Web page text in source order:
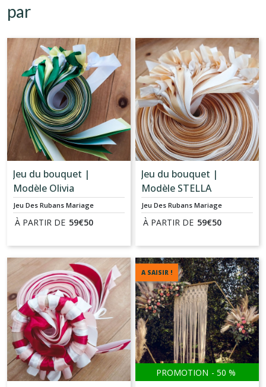
par
Jeu du bouquet |
Modèle Olivia
Jeu Des Rubans Mariage
À PARTIR DE 59€50
Jeu du bouquet |
Modèle STELLA
Jeu Des Rubans Mariage
À PARTIR DE 59€50
A SAISIR !
PROMOTION - 50 %